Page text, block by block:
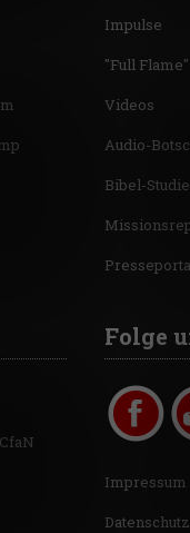
Impulse
"Full
Videos
Audio-
Bibel-
Folge
Impressum